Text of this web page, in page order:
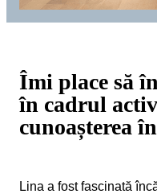
Îmi place să
în cadrul
cunoașterea
Lina a fost fascinată